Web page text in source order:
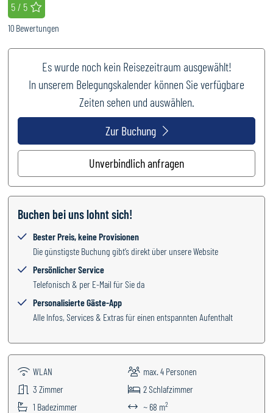
5 / 5 Bewertung
10 Bewertungen
Es wurde noch kein Reisezeitraum ausgewählt!
In unserem Belegungskalender können Sie verfügbare
Zeiten sehen und auswählen.
Zur Buchung
Unverbindlich anfragen
Buchen bei uns lohnt sich!
Bester Preis, keine Provisionen
Die günstigste Buchung gibt’s direkt über unsere Website
Persönlicher Service
Telefonisch & per E-Mail für Sie da
Personalisierte Gäste-App
Alle Infos, Services & Extras für einen entspannten Aufenthalt
WLAN max. 4 Personen
3Zimmer 2 Schlafzimmer
1 Badezimmer ~ 68 m2